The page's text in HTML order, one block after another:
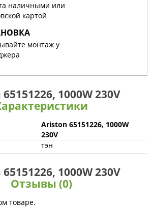
наличными или
картой
монтаж у
1000W 230V
Ariston 65151226, 1000W
230V
тэн
1000W 230V
Отзывы (0)
товаре.